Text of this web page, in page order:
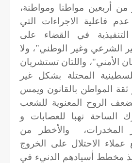
من أربعين مواطنا ومواطنة،
فاعلية الاجراءات التي
في القضاء على
الشرعي وغير الوطني"، ولا
الأمني"، واللتان تستشريان
المحتلة بشكل غير
المواطن بالقانون ويمس
الروح المعنوية للشعب
الساحة نهبا للعصابات و
المخدرات، والأخطر من
عملاء الاحتلال على الخروج
مخطط أسيادهم الدنيء في